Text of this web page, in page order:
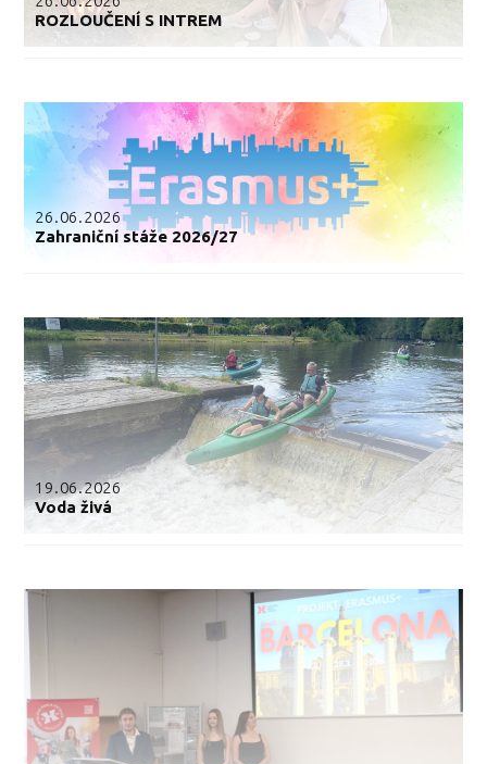
ROZLOUČENÍ S INTREM
26.06.2026
Zahraniční stáže 2026/27
19.06.2026
Voda živá